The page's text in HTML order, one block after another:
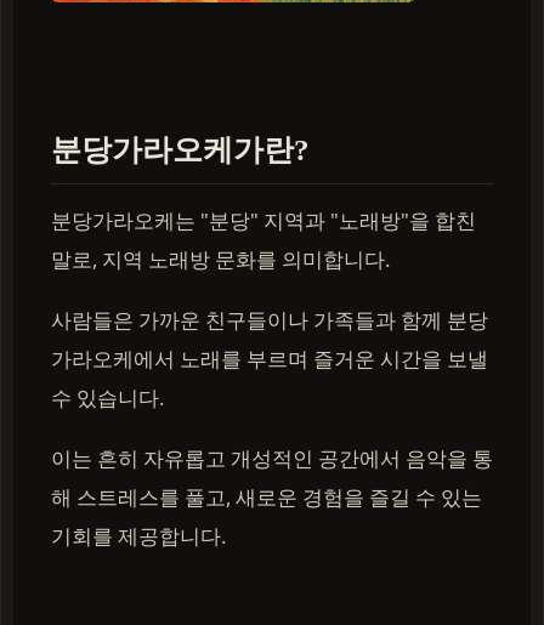
분당가라오케가란?
분당가라오케는 "분당" 지역과 "노래방"을 합친
말로, 지역 노래방 문화를 의미합니다.
사람들은 가까운 친구들이나 가족들과 함께 분당
가라오케에서 노래를 부르며 즐거운 시간을 보낼
수 있습니다.
이는 흔히 자유롭고 개성적인 공간에서 음악을 통
해 스트레스를 풀고, 새로운 경험을 즐길 수 있는
기회를 제공합니다.